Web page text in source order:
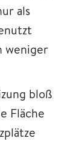
als
weniger
bloß
Fläche